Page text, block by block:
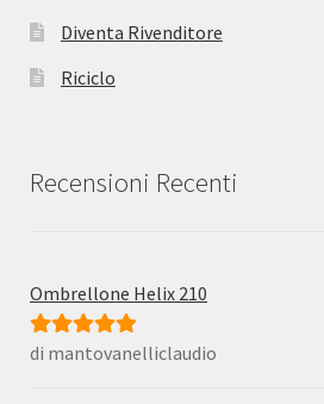
Diventa Rivenditore
Riciclo
Recensioni Recenti
Ombrellone Helix 210
Valutato5su
di mantovanelliclaudio